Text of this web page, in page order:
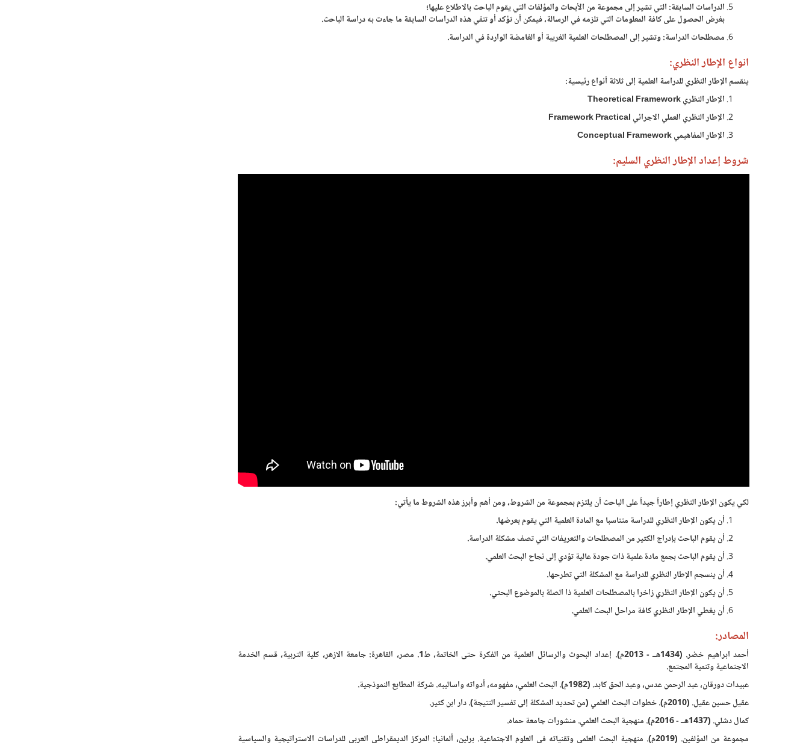
الدراسات السابقة: التي تشير إلى مجموعة من الأبحاث والمؤلفات التي يقوم الباحث بالاطلاع عليها؛
بغرض الحصول على كافة المعلومات التي تلزمه في الرسالة، فيمكن أن تؤكد أو تنفي هذه الدراسات السابقة ما جاءت به دراسة الباحث.
مصطلحات الدراسة: وتشير إلى المصطلحات العلمية الغريبة أو الغامضة الواردة في الدراسة.
انواع الإطار النظري:
ينقسم الإطار النظري للدراسة العلمية إلى ثلاثة أنواع رئيسية:
الإطار النظري Theoretical Framework
الإطار النظري العملي الاجرائي Framework Practical
الإطار المفاهيمي Conceptual Framework
شروط إعداد الإطار النظري السليم:
لكي يكون الإطار النظري إطاراً جيداً على الباحث أن يلتزم بمجموعة من الشروط، ومن أهم وأبرز هذه الشروط ما يأتي:
أن يكون الإطار النظري للدراسة متناسبا مع المادة العلمية التي يقوم بعرضها.
أن يقوم الباحث بإدراج الكثير من المصطلحات والتعريفات التي تصف مشكلة الدراسة.
أن يقوم الباحث بجمع مادة علمية ذات جودة عالية تؤدي إلى نجاح البحث العلمي.
أن ينسجم الإطار النظري للدراسة مع المشكلة التي تطرحها.
أن يكون الإطار النظري زاخرا بالمصطلحات العلمية ذا الصلة بالموضوع البحثي.
أن يغطي الإطار النظري كافة مراحل البحث العلمي.
المصادر:
أحمد ابراهيم خضر. (1434هــ - 2013م). إعداد البحوث والرسائل العلمية من الفكرة حتى الخاتمة، ط1. مصر، القاهرة: جامعة الازهر، كلية التربية، قسم الخدمة
الاجتماعية وتنمية المجتمع.
عبيدات دورقان، عبد الرحمن عدس، وعبد الحق كابد. (1982م). البحث العلمي، مفهومه، أدواته واساليبه. شركة المطابع النموذجية.
عقيل حسين عقيل. (2010م). خطوات البحث العلمي (من تحديد المشكلة إلى تفسير النتيجة). دار ابن كثير.
كمال دشلي. (1437هــ - 2016م). منهجية البحث العلمي. منشورات جامعة حماه.
مجموعة من المؤلفين. (2019م). منهجية البحث العلمي وتقنياته في العلوم الاجتماعية. برلين، ألمانيا: المركز الديمقراطي العربي للدراسات الاستراتيجية والسياسية